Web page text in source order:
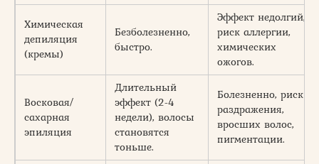
Химическая
депиляция
(кремы)
Безболезненно,
быстро.
Эффект недолгий,
риск аллергии,
химических
ожогов.
Восковая/
сахарная
эпиляция
Длительный
эффект (2-4
недели), волосы
становятся
тоньше.
Болезненно, риск
раздражения,
вросших волос,
пигментации.